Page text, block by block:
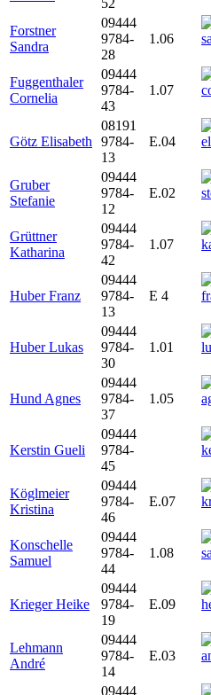
52
Forstner
Sandra
09444
9784-
28
1.06
Fuggenthaler
Cornelia
09444
9784-
43
1.07
Götz Elisabeth
08191
9784-
13
E.04
Gruber
Stefanie
09444
9784-
12
E.02
Grüttner
Katharina
09444
9784-
42
1.07
Huber Franz
09444
9784-
13
E 4
Huber Lukas
09444
9784-
30
1.01
Hund Agnes
09444
9784-
37
1.05
Kerstin Gueli
09444
9784-
45
Köglmeier
Kristina
09444
9784-
46
E.07
Konschelle
Samuel
09444
9784-
44
1.08
Krieger Heike
09444
9784-
19
E.09
Lehmann
André
09444
9784-
14
E.03
09444